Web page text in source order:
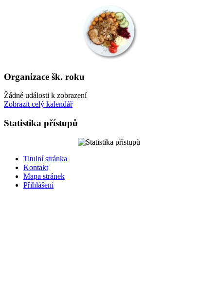
Organizace šk. roku
Žádné události k zobrazení
Zobrazit celý kalendář
Statistika přístupů
Titulní stránka
Kontakt
Mapa stránek
Přihlášení